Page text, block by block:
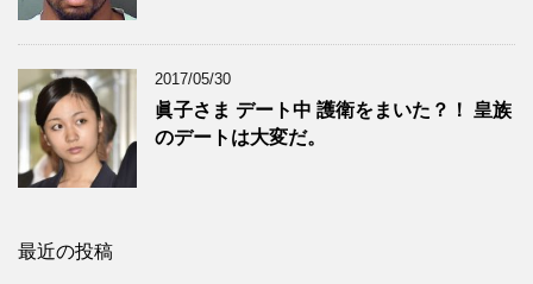
2017/05/30
眞子さま デート中 護衛をまいた？！ 皇族
のデートは大変だ。
最近の投稿